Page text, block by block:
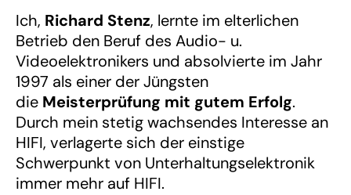
Ich, Richard Stenz, lernte im elterlichen
Betrieb den Beruf des Audio- u.
Videoelektronikers und absolvierte im Jahr
1997 als einer der Jüngsten
die Meisterprüfung mit gutem Erfolg.
Durch mein stetig wachsendes Interesse an
HIFI, verlagerte sich der einstige
Schwerpunkt von Unterhaltungselektronik
immer mehr auf HIFI.